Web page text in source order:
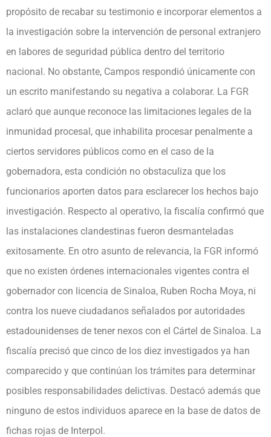
propósito de recabar su testimonio e incorporar elementos a
la investigación sobre la intervención de personal extranjero
en labores de seguridad pública dentro del territorio
nacional. No obstante, Campos respondió únicamente con
un escrito manifestando su negativa a colaborar. La FGR
aclaró que aunque reconoce las limitaciones legales de la
inmunidad procesal, que inhabilita procesar penalmente a
ciertos servidores públicos como en el caso de la
gobernadora, esta condición no obstaculiza que los
funcionarios aporten datos para esclarecer los hechos bajo
investigación. Respecto al operativo, la fiscalía confirmó que
las instalaciones clandestinas fueron desmanteladas
exitosamente. En otro asunto de relevancia, la FGR informó
que no existen órdenes internacionales vigentes contra el
gobernador con licencia de Sinaloa, Ruben Rocha Moya, ni
contra los nueve ciudadanos señalados por autoridades
estadounidenses de tener nexos con el Cártel de Sinaloa. La
fiscalía precisó que cinco de los diez investigados ya han
comparecido y que continúan los trámites para determinar
posibles responsabilidades delictivas. Destacó además que
ninguno de estos individuos aparece en la base de datos de
fichas rojas de Interpol.